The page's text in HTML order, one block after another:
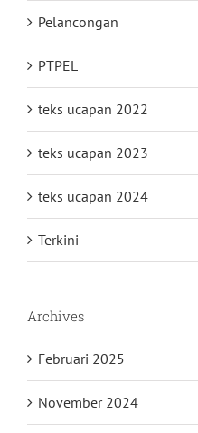
Pelancongan
PTPEL
teks ucapan 2022
teks ucapan 2023
teks ucapan 2024
Terkini
Archives
Februari 2025
November 2024